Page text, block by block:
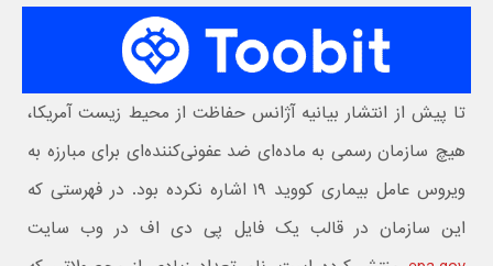
تا پیش از انتشار بیانیه آژانس حفاظت از محیط زیست آمریکا،
هیچ سازمان رسمی به ماده‌ای ضد عفونی‌کننده‌ای برای مبارزه به
ویروس عامل بیماری کووید ۱۹ اشاره نکرده بود. در فهرستی که
این سازمان در قالب یک فایل پی دی اف در وب سایت